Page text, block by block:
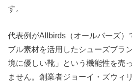
す。
代表例がAllbirds（オールバーズ）
ブル素材を活用したシューズブラ
境に優しい靴」という機能性を売
ません。創業者ジョーイ・ズウィ